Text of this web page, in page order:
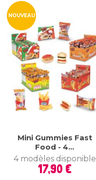
Mini Gummies Fast
Food - 4...
4 modèles disponible
Prix
17,90 €
NOUVEAU